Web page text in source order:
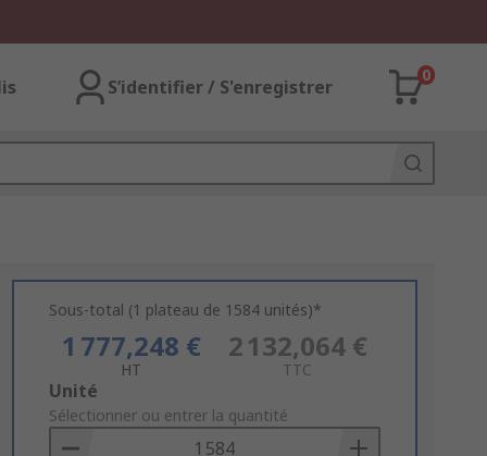
S’identifier / S'enregistrer
0
Sous-total (1 plateau de 1584 unités)*
1 777,248 €
HT
2 132,064 €
TTC
Add
to
Basket
Unité
Sélectionner ou entrer la quantité